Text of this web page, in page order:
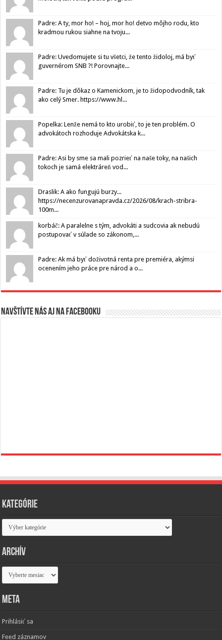
Padre: A ty, mor ho! – hoj, mor ho! detvo môjho rodu, kto
kradmou rukou siahne na tvoju...
Padre: Uvedomujete si tu všetci, že tento židoloj, má byť
guvernérom SNB ?! Porovnajte...
Padre: Tu je dôkaz o Kamenickom, je to židopodvodník, tak
ako celý Smer. https://www.hl...
Popelka: Lenže nemá to kto urobiť, to je ten problém. O
advokátoch rozhoduje Advokátska k...
Padre: Asi by sme sa mali pozrieť na naše toky, na našich
tokoch je samá elektráreň vod...
Draslik: A ako fungujú burzy...
https://necenzurovanapravda.cz/2026/08/krach-stribra-
100m...
korbáč: A paralelne s tým, advokáti a sudcovia ak nebudú
postupovať v súlade so zákonom,...
Padre: Ak má byť doživotná renta pre premiéra, akýmsi
ocenením jeho práce pre národ a o...
Navštívte nás aj na Facebooku
Kategórie
Kategórie
Archív
Archív
Meta
Prihlásiť sa
Feed záznamov